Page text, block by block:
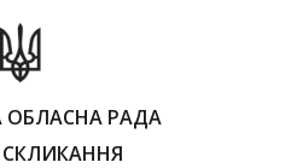
ОБЛАСНА РАДА